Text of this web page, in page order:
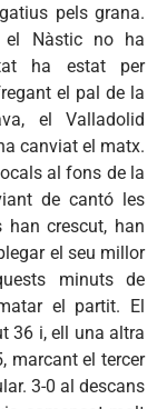
pels grana.
el Nàstic no ha
ha estat per
el pal de la
el Valladolid
canviat el matx.
al fons de la
de cantó les
han crescut, han
el seu millor
minuts de
el partit. El
36 i, ell una altra
marcant el tercer
3-0 al descans